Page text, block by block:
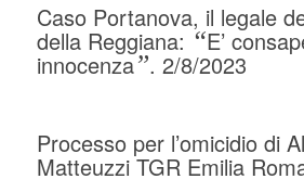
Caso Portanova, il legale
della Reggiana: “E’
innocenza”. 2/8/2023
Processo per l’omicidio di
Matteuzzi TGR Emilia